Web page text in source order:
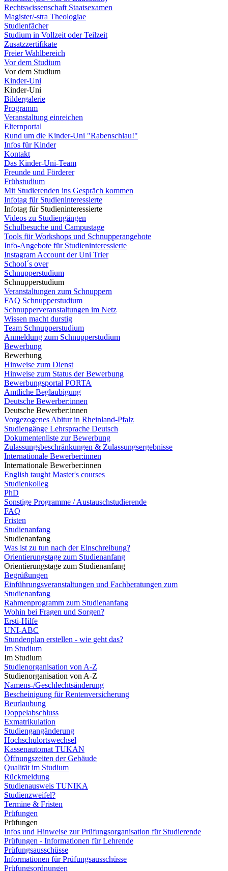
Rechtswissenschaft Staatsexamen
Magister/-stra Theologiae
Studienfächer
Studium in Vollzeit oder Teilzeit
Zusatzzertifikate
Freier Wahlbereich
Vor dem Studium
Vor dem Studium
Kinder-Uni
Kinder-Uni
Bildergalerie
Programm
Veranstaltung einreichen
Elternportal
Rund um die Kinder-Uni "Rabenschlau!"
Infos für Kinder
Kontakt
Das Kinder-Uni-Team
Freunde und Förderer
Frühstudium
Mit Studierenden ins Gespräch kommen
Infotag für Studieninteressierte
Infotag für Studieninteressierte
Videos zu Studiengängen
Schulbesuche und Campustage
Tools für Workshops und Schnupperangebote
Info-Angebote für Studieninteressierte
Instagram Account der Uni Trier
School´s over
Schnupperstudium
Schnupperstudium
Veranstaltungen zum Schnuppern
FAQ Schnupperstudium
Schnupperveranstaltungen im Netz
Wissen macht durstig
Team Schnupperstudium
Anmeldung zum Schnupperstudium
Bewerbung
Bewerbung
Hinweise zum Dienst
Hinweise zum Status der Bewerbung
Bewerbungsportal PORTA
Amtliche Beglaubigung
Deutsche Bewerber:innen
Deutsche Bewerber:innen
Vorgezogenes Abitur in Rheinland-Pfalz
Studiengänge Lehrsprache Deutsch
Dokumentenliste zur Bewerbung
Zulassungsbeschränkungen & Zulassungsergebnisse
Internationale Bewerber:innen
Internationale Bewerber:innen
English taught Master's courses
Studienkolleg
PhD
Sonstige Programme / Austauschstudierende
FAQ
Fristen
Studienanfang
Studienanfang
Was ist zu tun nach der Einschreibung?
Orientierungstage zum Studienanfang
Orientierungstage zum Studienanfang
Begrüßungen
Einführungsveranstaltungen und Fachberatungen zum
Studienanfang
Rahmenprogramm zum Studienanfang
Wohin bei Fragen und Sorgen?
Ersti-Hilfe
UNI-ABC
Stundenplan erstellen - wie geht das?
Im Studium
Im Studium
Studienorganisation von A-Z
Studienorganisation von A-Z
Namens-/Geschlechtsänderung
Bescheinigung für Rentenversicherung
Beurlaubung
Doppelabschluss
Exmatrikulation
Studiengangänderung
Hochschulortswechsel
Kassenautomat TUKAN
Öffnungszeiten der Gebäude
Qualität im Studium
Rückmeldung
Studienausweis TUNIKA
Studienzweifel?
Termine & Fristen
Prüfungen
Prüfungen
Infos und Hinweise zur Prüfungsorganisation für Studierende
Prüfungen - Informationen für Lehrende
Prüfungsausschüsse
Informationen für Prüfungsausschüsse
Prüfungsordnungen